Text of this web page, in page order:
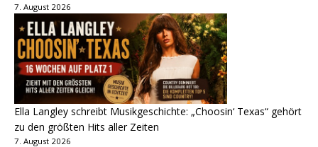
7. August 2026
Ella Langley schreibt Musikgeschichte: „Choosin‘ Texas“ gehört
zu den größten Hits aller Zeiten
7. August 2026